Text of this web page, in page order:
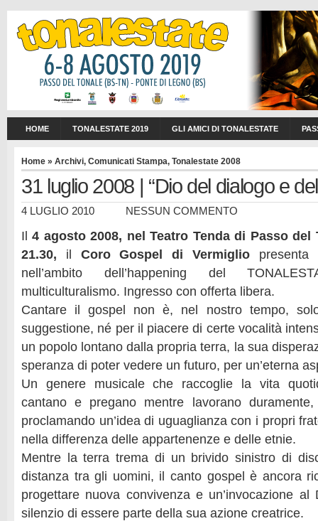
HOME TONALESTATE 2019 GLI AMICI DI TONALESTATE
Home » Archivi, Comunicati Stampa, Tonalestate 2008
31 luglio 2008 | “Dio del dialogo e
4 LUGLIO 2010 NESSUN COMMENTO
Il4 agosto 2008, nel Teatro Tenda di Passo del
21.30, il Coro Gospel di Vermiglio
nell’ambito dell’happening del
multiculturalismo. Ingresso con offerta libera.
Cantare il gospel non è, nel nostro tempo,
suggestione, né per il piacere di certe vocalità
un popolo lontano dalla propria terra, la sua
speranza di poter vedere un futuro, per un’eterna
Un genere musicale che raccoglie la vita
cantano e pregano mentre lavorano
proclamando un’idea di uguaglianza con i propri
nella differenza delle appartenenze e delle etnie.
Mentre la terra trema di un brivido sinistro di
distanza tra gli uomini, il canto gospel è ancora
progettare nuova convivenza e un’invocazione
silenzio di essere parte della sua azione creatrice.